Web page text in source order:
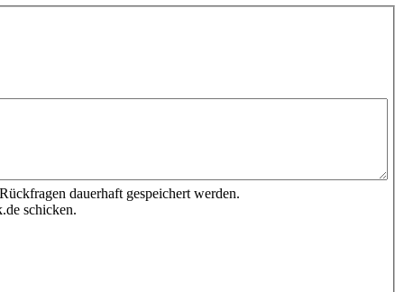
dauerhaft gespeichert werden.
schicken.